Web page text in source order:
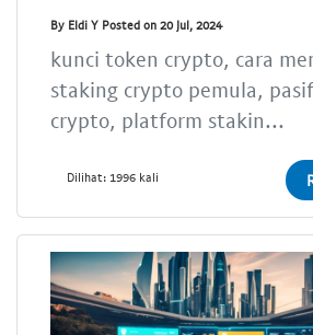
By Eldi Y Posted on 20 Jul, 2024
kunci token crypto, cara
staking crypto pemula,
crypto, platform stakin...
Dilihat: 1996 kali